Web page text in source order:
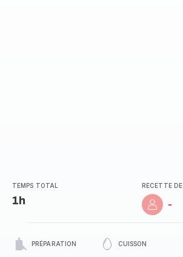
TEMPS TOTAL
1h
RECETTE DE
-
PRÉPARATION CUISSON